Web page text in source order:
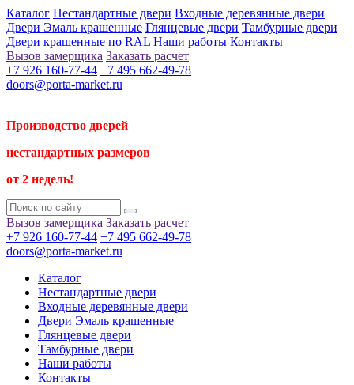
Каталог Нестандартные двери Входные деревянные двери
Двери Эмаль крашенные Глянцевые двери Тамбурные двери
Двери крашенные по RAL Наши работы Контакты
Вызов замерщика Заказать расчет
+7 926 160-77-44 +7 495 662-49-78
doors@porta-market.ru
Производство дверей
нестандартных размеров
от 2 недель!
Вызов замерщика Заказать расчет
+7 926 160-77-44 +7 495 662-49-78
doors@porta-market.ru
Каталог
Нестандартные двери
Входные деревянные двери
Двери Эмаль крашенные
Глянцевые двери
Тамбурные двери
Наши работы
Контакты